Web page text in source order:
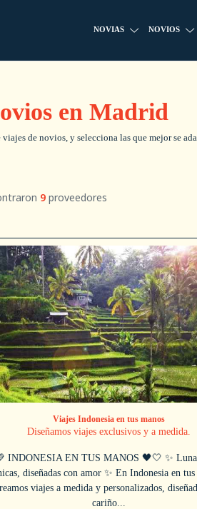
NOVIAS NOVIOS
en Madrid
de novios, y selecciona las que mejor se
9 proveedores
Viajes Indonesia en tus manos
Diseñamos viajes exclusivos y a medida.
INDONESIA EN TUS MANOS 🖤🤍 ✨
diseñadas con amor ✨ En Indonesia en tus
viajes a medida y personalizados,
cariño...